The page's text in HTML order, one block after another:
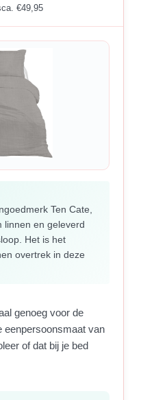
ca. €49,95
Ten Cate,
linnen en geleverd
Het is het
overtrek in deze
genoeg voor de
eenpersoonsmaat van
of dat bij je bed